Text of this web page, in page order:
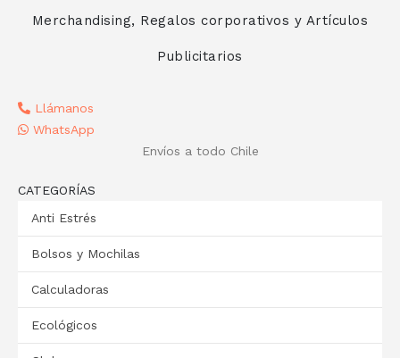
Merchandising, Regalos corporativos y Artículos
Publicitarios
Llámanos
WhatsApp
Envíos a todo Chile
CATEGORÍAS
Anti Estrés
Bolsos y Mochilas
Calculadoras
Ecológicos